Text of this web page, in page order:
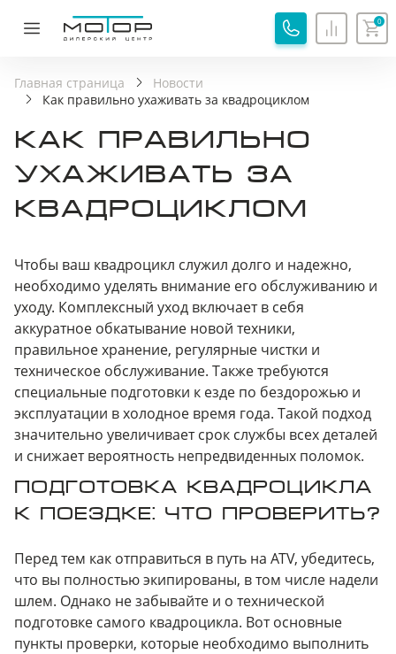
0
Главная страница
Новости
Как правильно ухаживать за квадроциклом
КАК ПРАВИЛЬНО
УХАЖИВАТЬ ЗА
КВАДРОЦИКЛОМ
Чтобы ваш квадроцикл служил долго и надежно,
необходимо уделять внимание его обслуживанию и
уходу. Комплексный уход включает в себя
аккуратное обкатывание новой техники,
правильное хранение, регулярные чистки и
техническое обслуживание. Также требуются
специальные подготовки к езде по бездорожью и
эксплуатации в холодное время года. Такой подход
значительно увеличивает срок службы всех деталей
и снижает вероятность непредвиденных поломок.
ПОДГОТОВКА КВАДРОЦИКЛА
К ПОЕЗДКЕ: ЧТО ПРОВЕРИТЬ?
Перед тем как отправиться в путь на ATV, убедитесь,
что вы полностью экипированы, в том числе надели
шлем. Однако не забывайте и о технической
подготовке самого квадроцикла. Вот основные
пункты проверки, которые необходимо выполнить
ОБРАТНАЯ СВЯЗЬ
Имя
Телефон
персональных данных
Я соглашаюсь наОбработку персональных
Я принимаюПользовательское соглашение
Я соглашаюсь на
передачу персональных данных
третьим лицам
отправить заявку
СПАСИБО!
Хорошо